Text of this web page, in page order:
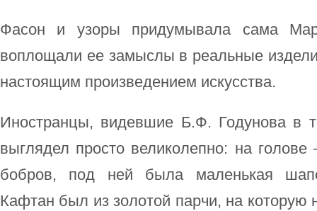
Фасон и узоры придумывала сама
воплощали ее замыслы в реальные
настоящим произведением искусства.
Иностранцы, видевшие Б.Ф. Годунова в
выглядел просто великолепно: на
бобров, под ней была маленькая
Кафтан был из золотой парчи, на